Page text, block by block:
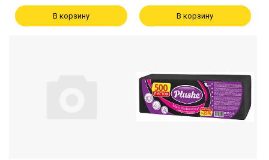
В корзину В корзину